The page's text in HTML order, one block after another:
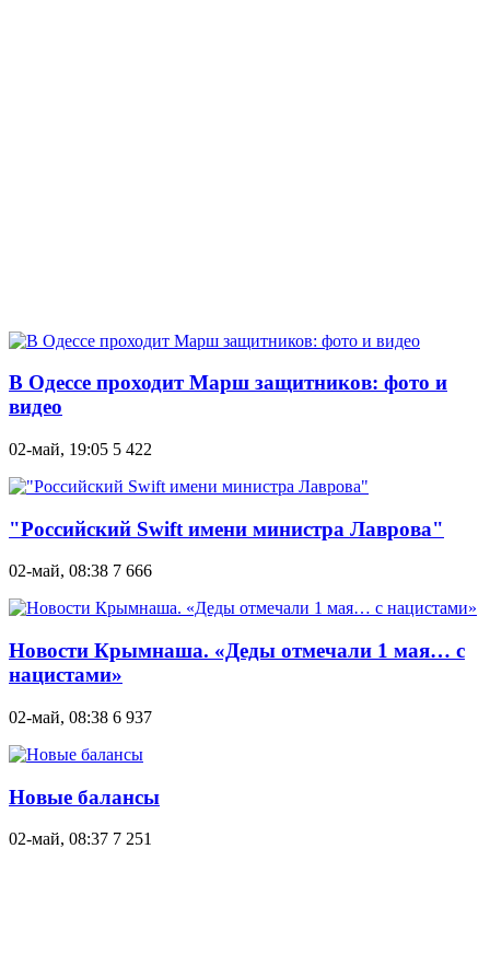
В Одессе проходит Марш защитников: фото и
видео
02-май, 19:05 5 422
"Российский Swift имени министра Лаврова"
02-май, 08:38 7 666
Новости Крымнаша. «Деды отмечали 1 мая… с
нацистами»
02-май, 08:38 6 937
Новые балансы
02-май, 08:37 7 251